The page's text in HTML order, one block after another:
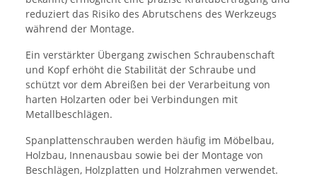
reduziert das Risiko des Abrutschens des Werkzeugs
während der Montage.
Ein verstärkter Übergang zwischen Schraubenschaft
und Kopf erhöht die Stabilität der Schraube und
schützt vor dem Abreißen bei der Verarbeitung von
harten Holzarten oder bei Verbindungen mit
Metallbeschlägen.
Spanplattenschrauben werden häufig im Möbelbau,
Holzbau, Innenausbau sowie bei der Montage von
Beschlägen, Holzplatten und Holzrahmen verwendet.